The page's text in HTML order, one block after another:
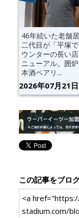
46年続いた老舗居
二代目が「平塚
ウンターの長い
ニューアル。囲
本酒ペアリ...
2026年07月21日
この記事をブロ
<a
stadium.com/